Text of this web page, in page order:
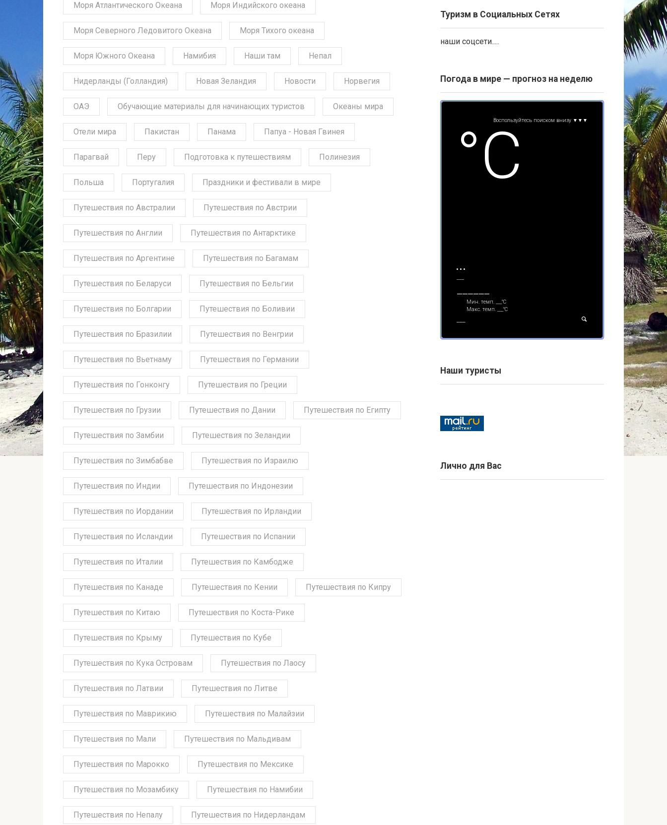
Моря Атлантического Океана Моря Индийского океана
Моря Северного Ледовитого Океана Моря Тихого океана
Моря Южного Океана Намибия Наши там Непал
Нидерланды (Голландия) Новая Зеландия Новости Норвегия
ОАЭ Обучающие материалы для начинающих туристов Океаны мира
Отели мира Пакистан Панама Папуа - Новая Гвинея
Парагвай Перу Подготовка к путешествиям Полинезия
Польша Португалия Праздники и фестивали в мире
Путешествия по Австралии Путешествия по Австрии
Путешествия по Англии Путешествия по Антарктике
Путешествия по Аргентине Путешествия по Багамам
Путешествия по Беларуси Путешествия по Бельгии
Путешествия по Болгарии Путешествия по Боливии
Путешествия по Бразилии Путешествия по Венгрии
Путешествия по Вьетнаму Путешествия по Германии
Путешествия по Гонконгу Путешествия по Греции
Путешествия по Грузии Путешествия по Дании Путешествия по Египту
Путешествия по Замбии Путешествия по Зеландии
Путешествия по Зимбабве Путешествия по Израилю
Путешествия по Индии Путешествия по Индонезии
Путешествия по Иордании Путешествия по Ирландии
Путешествия по Исландии Путешествия по Испании
Путешествия по Италии Путешествия по Камбодже
Путешествия по Канаде Путешествия по Кении Путешествия по Кипру
Путешествия по Китаю Путешествия по Коста-Рике
Путешествия по Крыму Путешествия по Кубе
Путешествия по Кука Островам Путешествия по Лаосу
Путешествия по Латвии Путешествия по Литве
Путешествия по Маврикию Путешествия по Малайзии
Путешествия по Мали Путешествия по Мальдивам
Путешествия по Марокко Путешествия по Мексике
Путешествия по Мозамбику Путешествия по Намибии
Путешествия по Непалу Путешествия по Нидерландам
Туризм в Социальных Сетях
наши соцсети.....
Погода в мире — прогноз на неделю
Воспользуйтесь поиском внизу ▼▼▼
°С
Мин. темп.
°С
Макс. темп.
°С
Наши туристы
Лично для Вас